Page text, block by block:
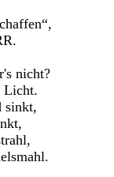
nicht?
Licht.
sinkt,